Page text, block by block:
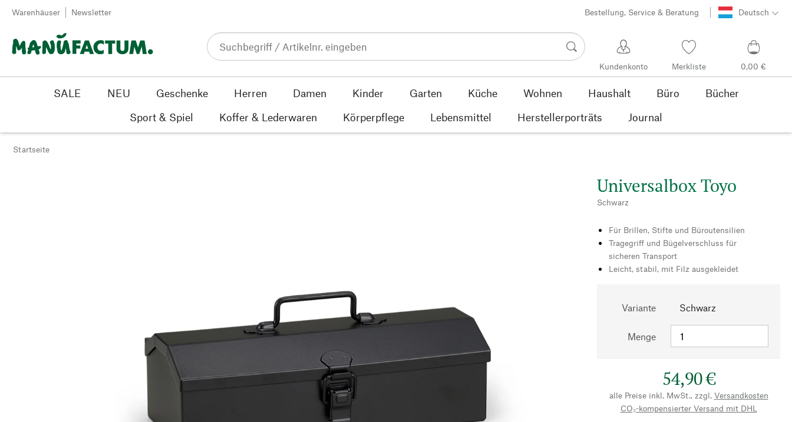
Zum Inhalt springen
Warenhäuser Newsletter Bestellung, Service & Beratung Deutsch
Kundenkonto Merkliste 0,00 €
SALE NEU Geschenke Herren Damen Kinder Garten Küche Wohnen Haushalt Büro
Bücher
Sport & Spiel
Koffer & Lederwaren Körperpflege Lebensmittel Herstellerporträts Journal
Startseite
Universalbox Toyo
Schwarz
Für Brillen, Stifte und Büroutensilien
Tragegriff und Bügelverschluss für
sicheren Transport
Leicht, stabil, mit Filz ausgekleidet
Variante Schwarz
Menge
54,90 €
alle Preise inkl. MwSt., zzgl. Versandkosten
CO₂-kompensierter Versand mit DHL